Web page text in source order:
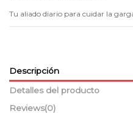
Tu aliado diario para cuidar la
Descripción
Detalles del producto
Reviews(0)